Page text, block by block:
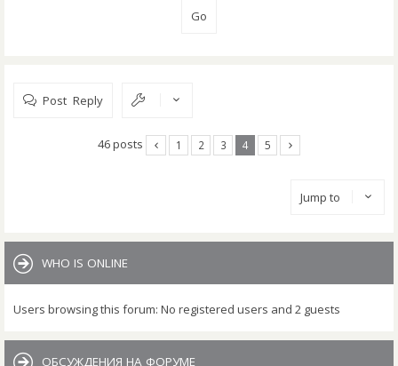
Post Reply
46 posts 1 2 3 4 5
Jump to
WHO IS ONLINE
Users browsing this forum: No registered users and 2 guests
ОБСУЖДЕНИЯ НА ФОРУМЕ